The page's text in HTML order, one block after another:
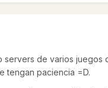
de varios
tengan paciencia =D.